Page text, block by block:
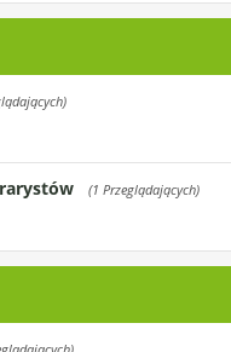
(1 Przeglądających)